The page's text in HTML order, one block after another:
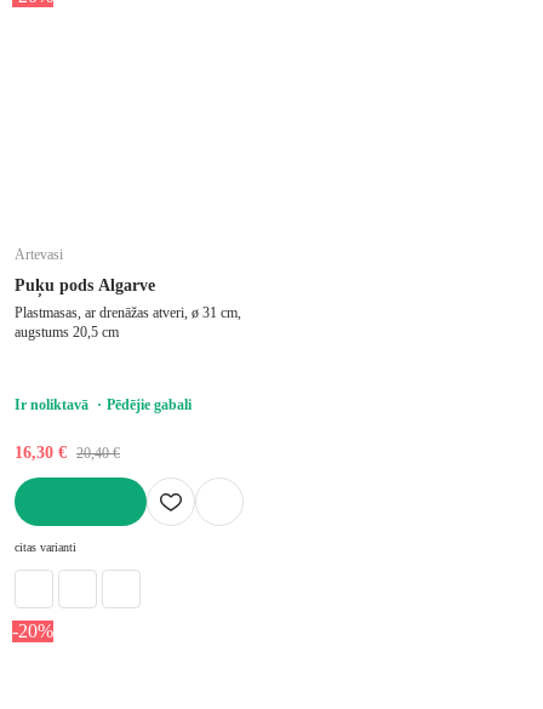
Artevasi
Puķu pods Algarve
Plastmasas, ar drenāžas atveri, ø 31 cm,
augstums 20,5 cm
Ir noliktavā Pēdējie gabali
16,30 € 20,40 €
citas varianti
-20%